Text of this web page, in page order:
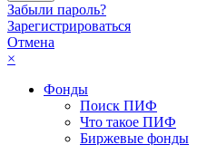
Забыли пароль?
Зарегистрироваться
Отмена
×
Фонды
Поиск ПИФ
Что такое ПИФ
Биржевые фонды